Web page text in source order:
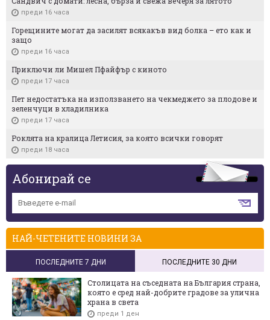
преди 16 часа
Горещините могат да засилят всякакъв вид болка – ето как и
защо
преди 16 часа
Приключи ли Мишел Пфайфър с киното
преди 17 часа
Пет недостатъка на използването на чекмеджето за плодове и
зеленчуци в хладилника
преди 17 часа
Роклята на кралица Летисия, за която всички говорят
преди 18 часа
Абонирай се
НАЙ-ЧЕТЕНИТЕ НОВИНИ ЗА
ПОСЛЕДНИТЕ 7 ДНИ ПОСЛЕДНИТЕ 30 ДНИ
Столицата на съседната на България страна,
която е сред най-добрите градове за улична
храна в света
преди 1 ден